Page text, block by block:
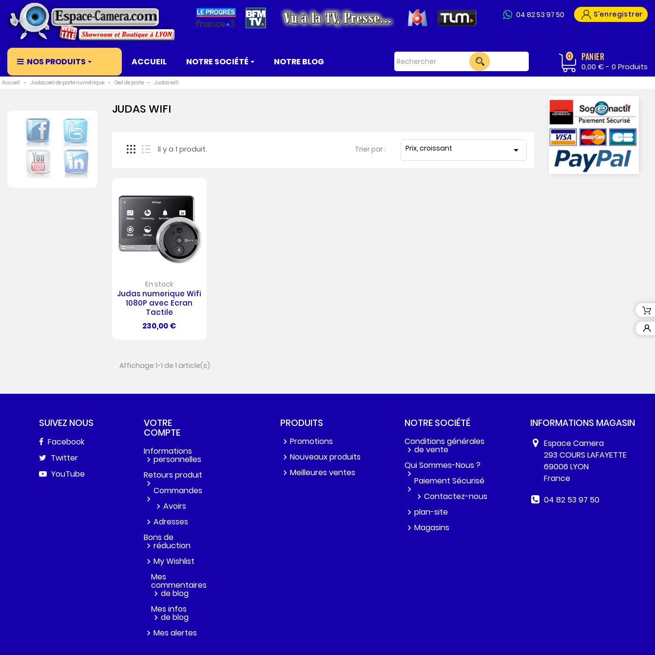
S'enregistrer
04 82 53 97 50
NOS PRODUITS ACCUEIL NOTRE SOCIÉTÉ NOTRE BLOG PANIER
0
0,00 € - 0 Produits
Accueil Judas oeil de porte numérique Oeil de porte Judas wifi
JUDAS WIFI
Il y a 1 produit. Trier par : Prix, croissant 
En stock
Judas numerique Wifi
1080P avec Ecran
Tactile
Prix
230,00 €
Affichage 1-1 de 1 article(s)
INFORMATIONS MAGASIN
Espace Camera
293 COURS LAFAYETTE
69006 LYON
France
04 82 53 97 50
SUIVEZ NOUS
Facebook
Twitter
YouTube
VOTRE
COMPTE
Informations
personnelles
Retours produit
Commandes
Avoirs
Adresses
Bons de
réduction
My Wishlist
Mes
commentaires
de blog
Mes infos
de blog
Mes alertes
PRODUITS
Promotions
Nouveaux produits
Meilleures ventes
NOTRE SOCIÉTÉ
Conditions générales
de vente
Qui Sommes-Nous ?
Paiement Sécurisé
Contactez-nous
plan-site
Magasins